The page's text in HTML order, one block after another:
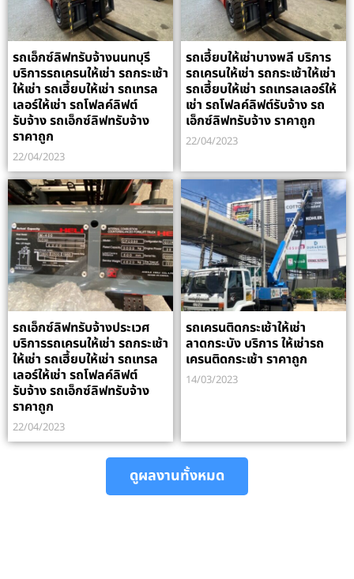
รถเอ็กซ์ลิฟทรับจ้างนนทบุรี
บริการรถเครนให้เช่า รถกระเช้า
ให้เช่า รถเฮี้ยบให้เช่า รถเทรล
เลอร์ให้เช่า รถโฟลค์ลิฟต์
รับจ้าง รถเอ็กซ์ลิฟทรับจ้าง
ราคาถูก
22/04/2023
รถเฮี้ยบให้เช่าบางพลี บริการ
รถเครนให้เช่า รถกระเช้าให้เช่า
รถเฮี้ยบให้เช่า รถเทรลเลอร์ให้
เช่า รถโฟลค์ลิฟต์รับจ้าง รถ
เอ็กซ์ลิฟทรับจ้าง ราคาถูก
22/04/2023
รถเอ็กซ์ลิฟทรับจ้างประเวศ
บริการรถเครนให้เช่า รถกระเช้า
ให้เช่า รถเฮี้ยบให้เช่า รถเทรล
เลอร์ให้เช่า รถโฟลค์ลิฟต์
รับจ้าง รถเอ็กซ์ลิฟทรับจ้าง
ราคาถูก
22/04/2023
รถเครนติดกระเช้าให้เช่า
ลาดกระบัง บริการ ให้เช่ารถ
เครนติดกระเช้า ราคาถูก
14/03/2023
ดูผลงานทั้งหมด